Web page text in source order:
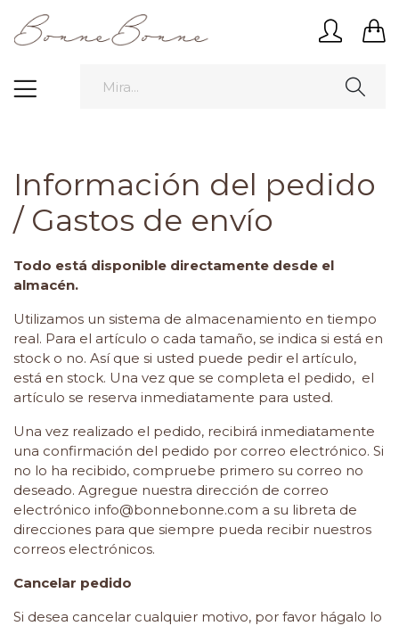
Información del pedido
/ Gastos de envío
Todo está disponible directamente desde el
almacén.
Utilizamos un sistema de almacenamiento en tiempo
real. Para el artículo o cada tamaño, se indica si está en
stock o no. Así que si usted puede pedir el artículo,
está en stock. Una vez que se completa el pedido, el
artículo se reserva inmediatamente para usted.
Una vez realizado el pedido, recibirá inmediatamente
una confirmación del pedido por correo electrónico. Si
no lo ha recibido, compruebe primero su correo no
deseado. Agregue nuestra dirección de correo
electrónico info@bonnebonne.com a su libreta de
direcciones para que siempre pueda recibir nuestros
correos electrónicos.
Cancelar pedido
Si desea cancelar cualquier motivo, por favor hágalo lo